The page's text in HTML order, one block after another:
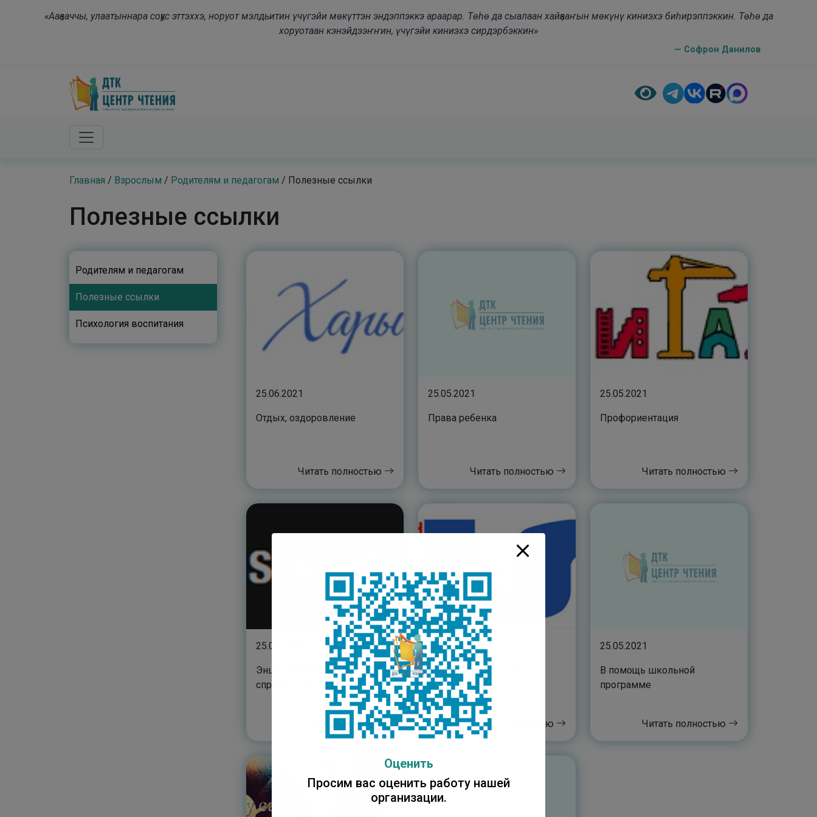
«Ааҕааччы, улаатыннара соҕус эттэххэ, норуот мэлдьитин үчүгэйи мөкүттэн эндэппэккэ араарар. Төһө да сыалаан хайҕааҥын мөкүнү киниэхэ биһирэппэккин. Төһө да
хоруотаан кэнэйдээҥҥин, үчүгэйи киниэхэ сирдэрбэккин»
— Софрон Данилов
Главная / Взрослым / Родителям и педагогам / Полезные ссылки
Полезные ссылки
25.06.2021
Отдых, оздоровление
Читать полностью
25.05.2021
Права ребенка
Читать полностью
25.05.2021
Профориентация
Читать полностью
25.05.2021
Энциклопедии, словари,
справочники
Читать полностью
25.05.2021
Литературная Якутия
Читать полностью
25.05.2021
В помощь школьной
программе
Читать полностью
Родителям и педагогам
Полезные ссылки
Психология воспитания
Оценить
Просим вас оценить работу нашей
организации.